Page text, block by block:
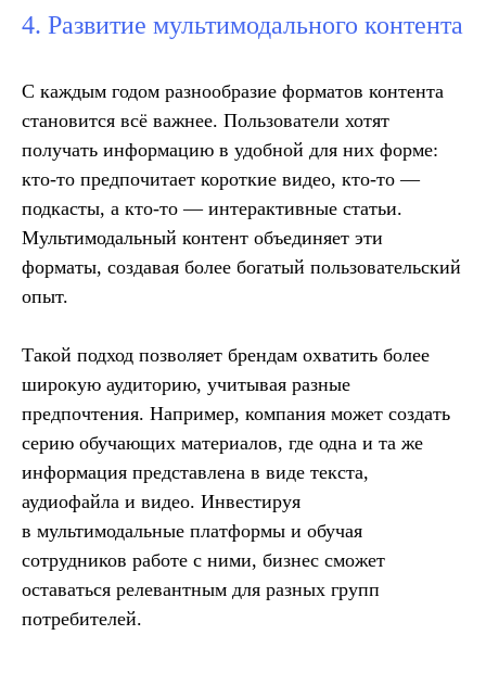
4. Развитие мультимодального контента
С каждым годом разнообразие форматов контента
становится всё важнее. Пользователи хотят
получать информацию в удобной для них форме:
кто-то предпочитает короткие видео, кто-то —
подкасты, а кто-то — интерактивные статьи.
Мультимодальный контент объединяет эти
форматы, создавая более богатый пользовательский
опыт.
Такой подход позволяет брендам охватить более
широкую аудиторию, учитывая разные
предпочтения. Например, компания может создать
серию обучающих материалов, где одна и та же
информация представлена в виде текста,
аудиофайла и видео. Инвестируя
в мультимодальные платформы и обучая
сотрудников работе с ними, бизнес сможет
оставаться релевантным для разных групп
потребителей.